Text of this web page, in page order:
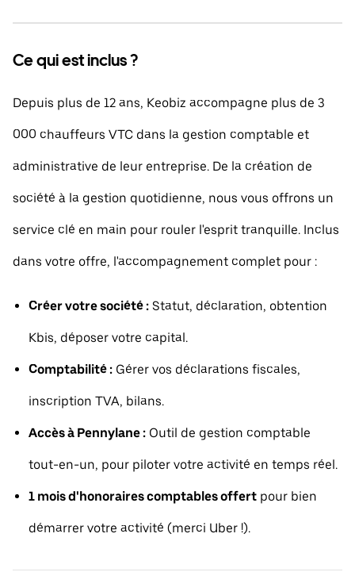
Ce qui est inclus ?
Depuis plus de 12 ans, Keobiz accompagne plus de 3
000 chauffeurs VTC dans la gestion comptable et
administrative de leur entreprise. De la création de
société à la gestion quotidienne, nous vous offrons un
service clé en main pour rouler l'esprit tranquille. Inclus
dans votre offre, l'accompagnement complet pour :
Créer votre société : Statut, déclaration, obtention
Kbis, déposer votre capital.
Comptabilité : Gérer vos déclarations fiscales,
inscription TVA, bilans.
Accès à Pennylane : Outil de gestion comptable
tout-en-un, pour piloter votre activité en temps réel.
1 mois d'honoraires comptables offert pour bien
démarrer votre activité (merci Uber !).